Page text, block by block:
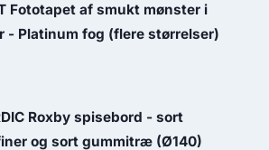
Fototapet af smukt mønster i
- Platinum fog (flere størrelser)
Roxby spisebord - sort
og sort gummitræ (Ø140)